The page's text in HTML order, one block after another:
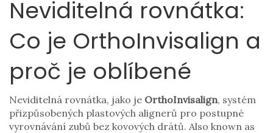
Neviditelná rovnátka:
Co je OrthoInvisalign a
proč je oblíbené
Neviditelná rovnátka, jako je OrthoInvisalign, systém
přizpůsobených plastových alignerů pro postupné
vyrovnávání zubů bez kovových drátů. Also known as